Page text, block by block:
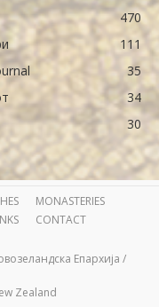
470
111
35
34
30
MONASTERIES
CONTACT
Епархија /
Zealand